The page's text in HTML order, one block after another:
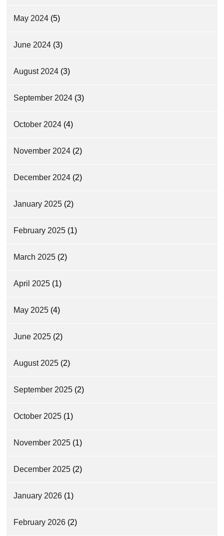
May 2024 (5)
June 2024 (3)
August 2024 (3)
September 2024 (3)
October 2024 (4)
November 2024 (2)
December 2024 (2)
January 2025 (2)
February 2025 (1)
March 2025 (2)
April 2025 (1)
May 2025 (4)
June 2025 (2)
August 2025 (2)
September 2025 (2)
October 2025 (1)
November 2025 (1)
December 2025 (2)
January 2026 (1)
February 2026 (2)